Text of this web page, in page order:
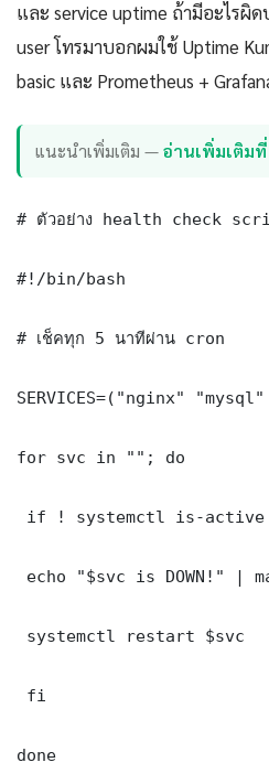
และ service uptime ถ้ามีอะไรผิ
user โทรมาบอกผมใช้ Uptime
basic และ Prometheus +
แนะนำเพิ่มเติม —อ่านเพิ่มเติม
# ตัวอย่าง health check
#!/bin/bash
# เช็คทุก 5 นาทีผ่าน cron
SERVICES=("nginx"
for svc in ""; do
if ! systemctl is-active
echo "$svc is DOWN!" |
systemctl restart $svc
fi
done